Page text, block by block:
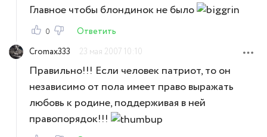
Главное чтобы блондинок не было
0
Ответить
Cromax333
23 мая 2007 10:10
Правильно!!! Если человек патриот, то он
независимо от пола имеет право выражать
любовь к родине, поддерживая в ней
правопорядок!!!